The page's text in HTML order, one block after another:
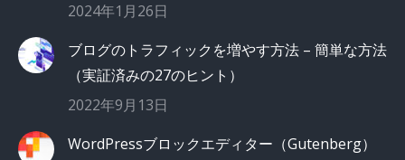
2024年1月26日
ブログのトラフィックを増やす方法 – 簡単な方法
（実証済みの27のヒント）
2022年9月13日
WordPressブロックエディター（Gutenberg）